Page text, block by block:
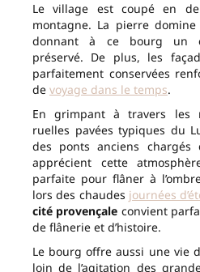
Le village est coupé en
montagne. La pierre
donnant à ce bourg un
préservé. De plus, les
parfaitement conservées
de voyage dans le temps.
En grimpant à travers les
ruelles pavées typiques du
des ponts anciens chargés
apprécient cette
parfaite pour flâner à
lors des chaudes journées
cité provençale convient
de flânerie et d’histoire.
Le bourg offre aussi une vie
loin de l’agitation des